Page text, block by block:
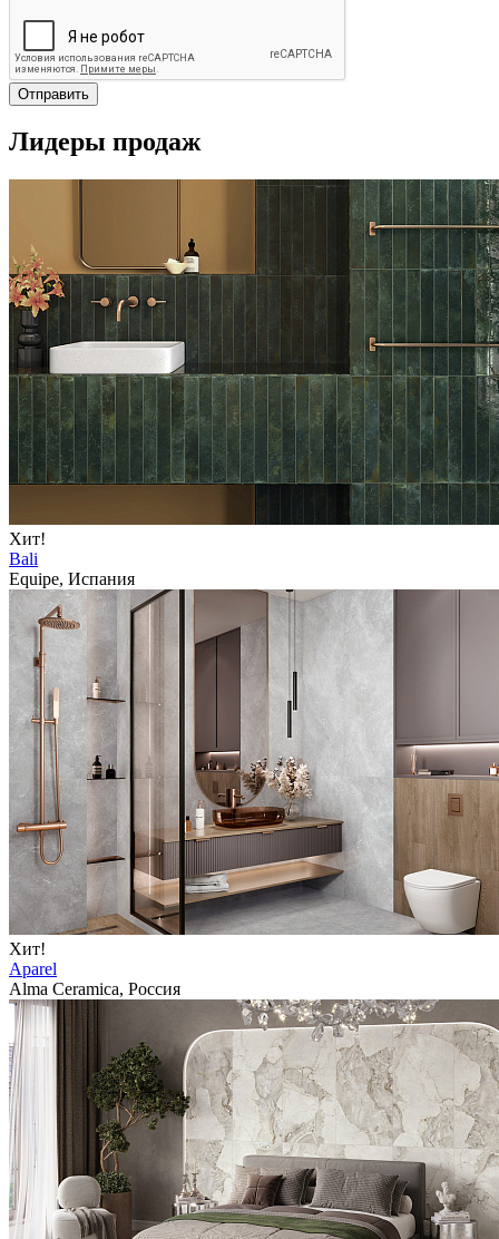
Отправить
Лидеры продаж
Хит!
Bali
Equipe, Испания
Хит!
Aparel
Alma Ceramica, Россия